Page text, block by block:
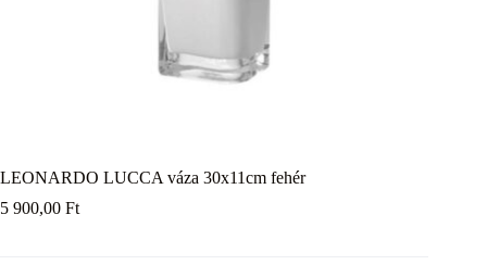
LEONARDO LUCCA váza 30x11cm fehér
5 900,00 Ft